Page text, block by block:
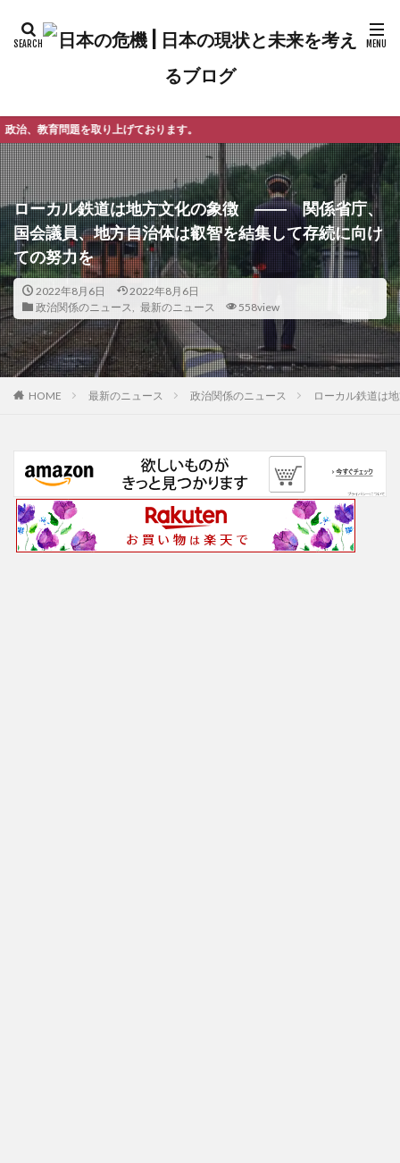
おります。
ローカル鉄道は地方文化の象徴 ―― 関係省庁、
国会議員、地方自治体は叡智を結集して存続に向け
ての努力を
2022年8月6日
2022年8月6日
政治関係のニュース
最新のニュース 558view
HOME 最新のニュース 政治関係のニュース ローカル鉄道は